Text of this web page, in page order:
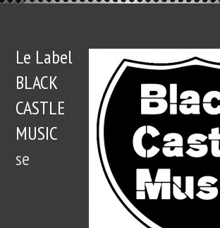
Le Label
BLACK
CASTLE
MUSIC
se